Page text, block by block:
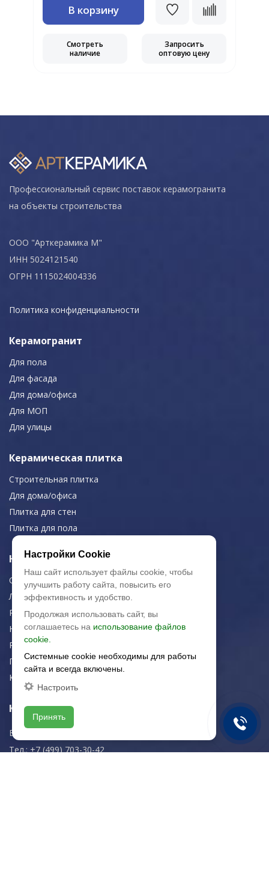
В корзину
Смотреть
наличие
Запросить
оптовую цену
Профессиональный сервис поставок керамогранита
на объекты строительства
ООО "Арткерамика М"
ИНН 5024121540
ОГРН 1115024004336
Политика конфиденциальности
Керамогранит
Для пола
Для фасада
Для дома/офиса
Для МОП
Для улицы
Керамическая плитка
Строительная плитка
Для дома/офиса
Плитка для стен
Плитка для пола
Навигация
О компании
Логистика
Резка керамогранита
Новости
Рекомендации
Портфолио
Контакты
Контактная информация
E-mail:
Тел.: +7 (499) 703-30-42
Настройки Cookie
Наш сайт использует файлы cookie, чтобы
улучшить работу сайта, повысить его
эффективность и удобство.
Продолжая использовать сайт, вы
соглашаетесь на использование файлов
cookie.
Системные cookie необходимы для работы
сайта и всегда включены.
Настроить
Принять